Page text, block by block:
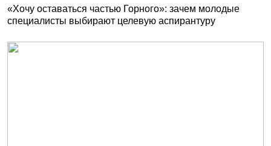
«Хочу оставаться частью Горного»: зачем молодые
специалисты выбирают целевую аспирантуру